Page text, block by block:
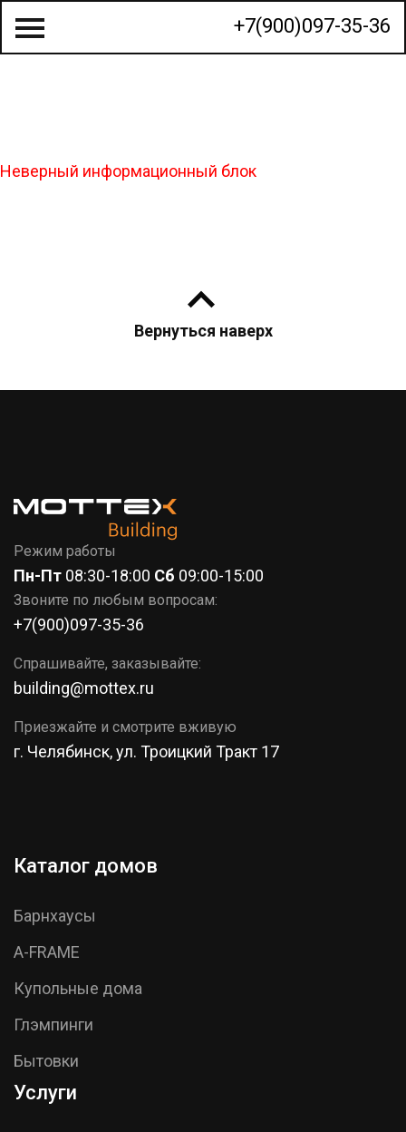
+7(900)097-35-36
СТРОИТЕЛЬСТВО ДОМОВ
Неверный информационный блок
Вернуться наверх
Режим работы
Пн-Пт 08:30-18:00 Сб 09:00-15:00
Звоните по любым вопросам:
+7(900)097-35-36
Спрашивайте, заказывайте:
building@mottex.ru
Приезжайте и смотрите вживую
г. Челябинск, ул. Троицкий Тракт 17
Каталог домов
Барнхаусы
A-FRAME
Купольные дома
Глэмпинги
Бытовки
Услуги